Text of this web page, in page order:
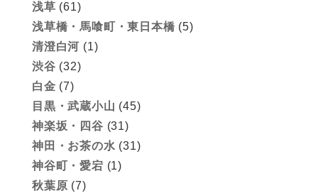
浅草 (61)
浅草橋・馬喰町・東日本橋 (5)
清澄白河 (1)
渋谷 (32)
白金 (7)
目黒・武蔵小山 (45)
神楽坂・四谷 (31)
神田・お茶の水 (31)
神谷町・愛宕 (1)
秋葉原 (7)